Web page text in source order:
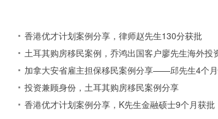
香港优才计划案例分享，律师赵先生130分获批
土耳其购房移民案例，乔鸿出国客户廖先生海外投
加拿大安省雇主担保移民案例分享——邱先生4个
投资兼顾身份，土耳其购房移民案例分享
香港优才计划案例分享，K先生金融硕士9个月获批